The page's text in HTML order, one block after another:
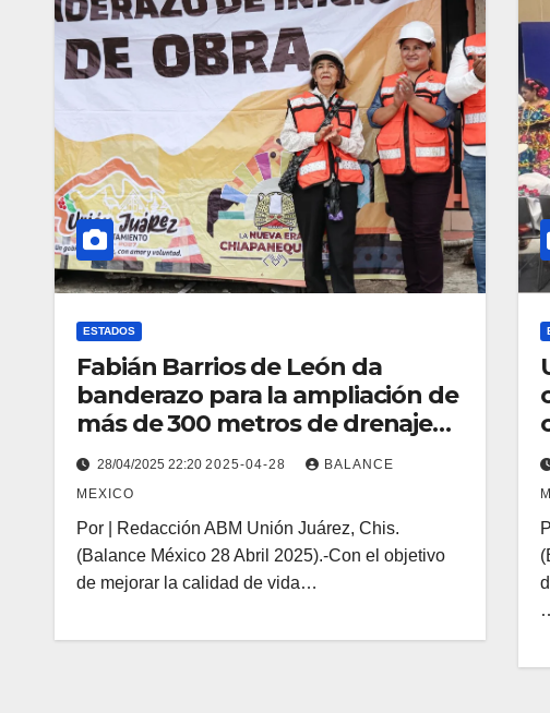
ESTADOS
Fabián Barrios de León da
banderazo para la ampliación de
más de 300 metros de drenaje
sanitario en Unión Juárez.
28/04/2025 22:20 2025-04-28
BALANCE
MEXICO
Por | Redacción ABM Unión Juárez, Chis.
(Balance México 28 Abril 2025).-Con el objetivo
de mejorar la calidad de vida…